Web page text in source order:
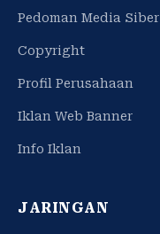
Pedoman Media Siber
Copyright
Profil Perusahaan
Iklan Web Banner
Info Iklan
JARINGAN